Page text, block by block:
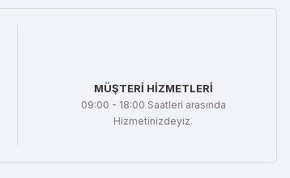
MÜŞTERİ HİZMETLERİ
09:00 - 18:00 Saatleri arasında
Hizmetinizdeyiz.